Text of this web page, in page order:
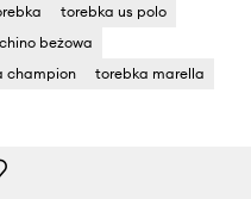
torebka us polo
beżowa
champion torebka marella